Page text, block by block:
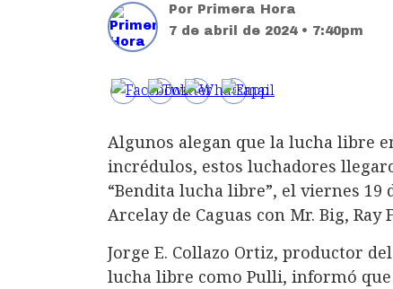
Por Primera Hora
7 de abril de 2024 • 7:40pm
Algunos alegan que la lucha libre
incrédulos, estos luchadores
“Bendita lucha libre”, el viernes 19
Arcelay de Caguas con Mr. Big, Ray
Jorge E. Collazo Ortiz, productor
lucha libre como Pulli, informó